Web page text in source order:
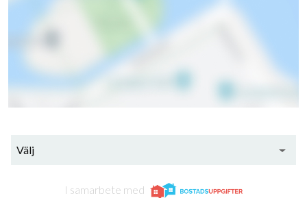
Välj
I samarbete med